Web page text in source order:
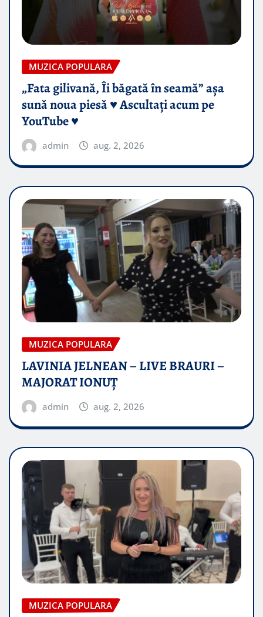
MUZICA POPULARA
„Fata gilivană, Îi băgată în seamă” așa
sună noua piesă ♥️ Ascultați acum pe
YouTube ♥️
admin aug. 2, 2026
MUZICA POPULARA
LAVINIA JELNEAN – LIVE BRAURI –
MAJORAT IONUŢ
admin aug. 2, 2026
MUZICA POPULARA